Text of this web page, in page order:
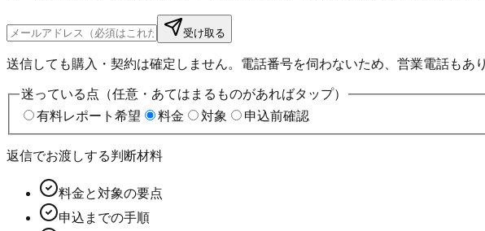
受け取る
送信しても購入・契約は確定しません。電話番号を伺わないため、営業電話も
迷っている点（任意・あてはまるものがあればタップ）
有料レポート希望
料金 対象 申込前確認
返信でお渡しする判断材料
料金と対象の要点
申込までの手順